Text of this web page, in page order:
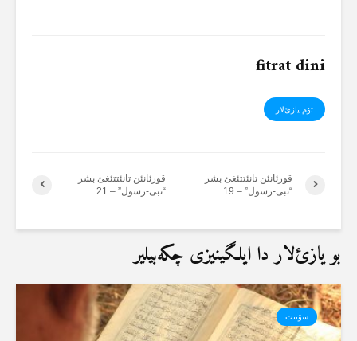
fitrat dini
تۆم یازئ‌لار
قورئانئن تانئتتئغئ بشر
“نبی-رسول” – 21
قورئانئن تانئتتئغئ بشر
“نبی-رسول” – 19
بو یازئ‌لار دا ایلگینیزی چکەبیلیر
سۆننت